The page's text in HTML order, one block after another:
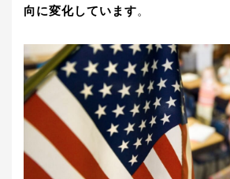
向に変化しています。